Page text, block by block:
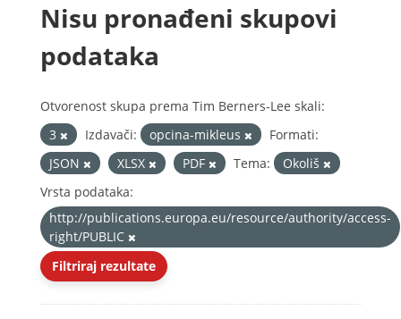
Nisu pronađeni skupovi
podataka
Otvorenost skupa prema Tim Berners-Lee skali:
3
Izdavači: opcina-mikleus
Formati:
JSON
XLSX PDF Tema:
Okoliš
Vrsta podataka:
http://publications.europa.eu/resource/authority/access-
right/PUBLIC
Filtriraj rezultate